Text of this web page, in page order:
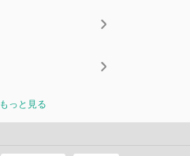
もっと見る